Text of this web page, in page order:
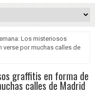
Los misteriosos
por muchas calles de
graffitis en forma de
calles de Madrid